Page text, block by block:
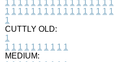
1 1 1 1 1 1 1 1 1 1 1 1 1 1 1 1 1
1 1 1 1 1 1 1 1 1 1 1 1 1 1 1 1 1
1
CUTTLY OLD:
1
1 1 1 1 1 1 1 1 1 1
MEDIUM: